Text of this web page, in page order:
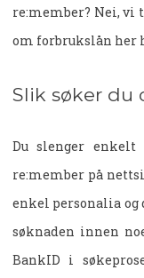
re:member? Nei, vi
om forbrukslån her
Slik søker du
Du slenger
re:member på
enkel personalia
søknaden innen
BankID i